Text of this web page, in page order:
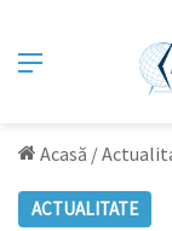
Meniu
Acasă /
ACTUALITATE